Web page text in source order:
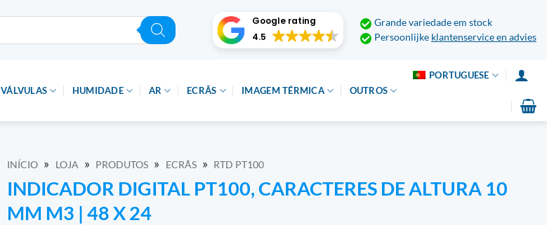
Google rating
4.5
Grande variedade em stock
Persoonlijke klantenservice en advies
VÁLVULAS HUMIDADE AR ECRÃS IMAGEM TÉRMICA OUTROS
PORTUGUESE
INÍCIO » LOJA » PRODUTOS » ECRÃS » RTD PT100
INDICADOR DIGITAL PT100, CARACTERES DE ALTURA 10
MM M3 | 48 X 24